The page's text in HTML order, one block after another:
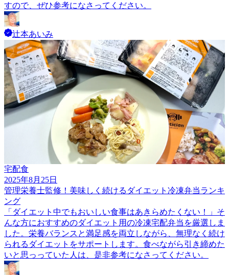
すので、ぜひ参考になさってください。
辻本あいみ
宅配食
2025年8月25日
管理栄養士監修！美味しく続けるダイエット冷凍弁当ランキ
ング
「ダイエット中でもおいしい食事はあきらめたくない！」そ
んな方におすすめのダイエット用の冷凍宅配弁当を厳選しま
した。栄養バランスと満足感を両立しながら、無理なく続け
られるダイエットをサポートします。食べながら引き締めた
いと思っっていた人は、是非参考になさってください。